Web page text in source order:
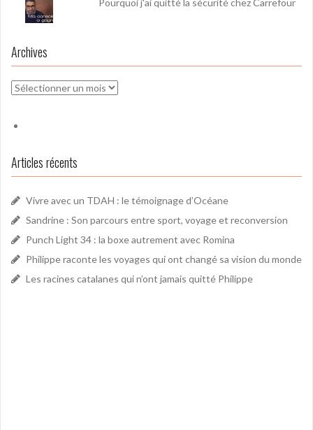
Pourquoi j'ai quitté la sécurité chez Carrefour
Archives
Archives
Articles récents
Vivre avec un TDAH : le témoignage d’Océane
Sandrine : Son parcours entre sport, voyage et reconversion
Punch Light 34 : la boxe autrement avec Romina
Philippe raconte les voyages qui ont changé sa vision du monde
Les racines catalanes qui n’ont jamais quitté Philippe